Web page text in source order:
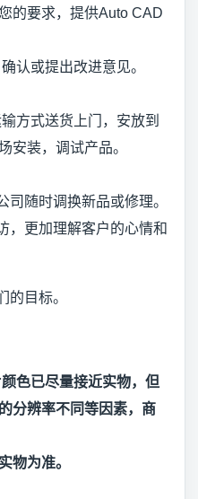
的要求，提供Auto CAD
认或提出改进意见。
式送货上门，安放到
安装，调试产品。
随时调换新品或修理。
更加理解客户的心情和
目标。
色已尽量接近实物，但
分辨率不同等因素，商
物为准。